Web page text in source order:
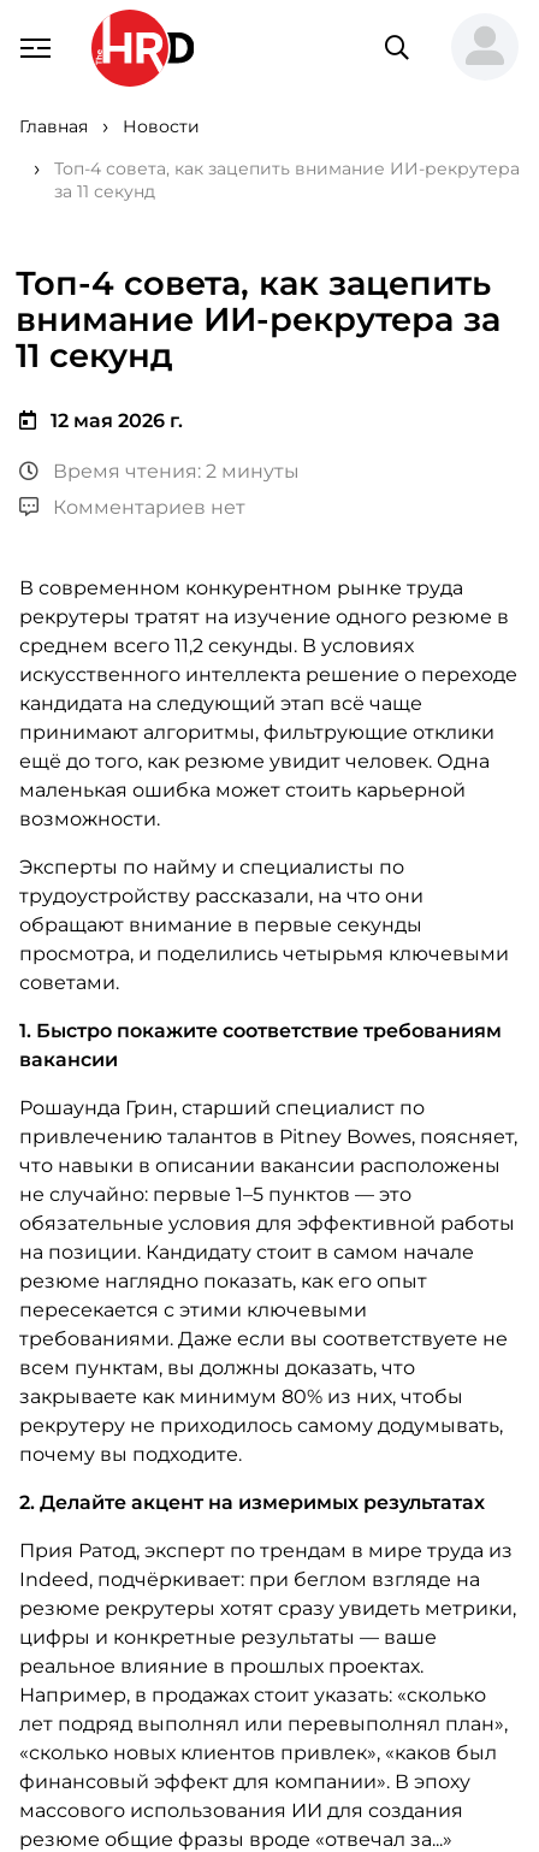
Главная
Новости
Топ-4 совета, как зацепить внимание ИИ-рекрутера
за 11 секунд
Топ-4 совета, как зацепить
внимание ИИ-рекрутера за
11 секунд
12 мая 2026 г.
Время чтения: 2 минуты
Комментариев нет
В современном конкурентном рынке труда
рекрутеры тратят на изучение одного резюме в
среднем всего 11,2 секунды. В условиях
искусственного интеллекта решение о переходе
кандидата на следующий этап всё чаще
принимают алгоритмы, фильтрующие отклики
ещё до того, как резюме увидит человек. Одна
маленькая ошибка может стоить карьерной
возможности.
Эксперты по найму и специалисты по
трудоустройству рассказали, на что они
обращают внимание в первые секунды
просмотра, и поделились четырьмя ключевыми
советами.
1. Быстро покажите соответствие требованиям
вакансии
Рошаунда Грин, старший специалист по
привлечению талантов в Pitney Bowes, поясняет,
что навыки в описании вакансии расположены
не случайно: первые 1–5 пунктов — это
обязательные условия для эффективной работы
на позиции. Кандидату стоит в самом начале
резюме наглядно показать, как его опыт
пересекается с этими ключевыми
требованиями. Даже если вы соответствуете не
всем пунктам, вы должны доказать, что
закрываете как минимум 80% из них, чтобы
рекрутеру не приходилось самому додумывать,
почему вы подходите.
2. Делайте акцент на измеримых результатах
Прия Ратод, эксперт по трендам в мире труда из
Indeed, подчёркивает: при беглом взгляде на
резюме рекрутеры хотят сразу увидеть метрики,
цифры и конкретные результаты — ваше
реальное влияние в прошлых проектах.
Например, в продажах стоит указать: «сколько
лет подряд выполнял или перевыполнял план»,
«сколько новых клиентов привлек», «каков был
финансовый эффект для компании». В эпоху
массового использования ИИ для создания
резюме общие фразы вроде «отвечал за...»